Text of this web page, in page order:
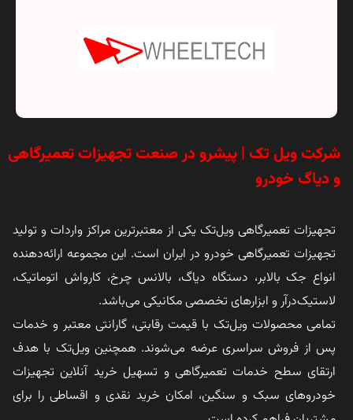
شرکت ویل تک | پیشرو در صنعت تجهیزات تعمیرگاهی
و دیاگ خودرو
تجهیزات تعمیرگاهی ویل‌تک یکی از معتبرترین مراکز واردات و تولید
تجهیزات تعمیرگاهی خودرو در ایران است. این مجموعه ارائه‌دهنده
انواع جک بالابر، دستگاه دیاگ، بالانس چرخ، کارواش اتوماتیک،
لاستیک‌درآر و ابزارهای تخصصی مکانیکی می‌باشد.
تمامی محصولات ویل‌تک با قیمت رقابتی، گارانتی معتبر و خدمات
پس از فروش سراسری عرضه می‌شوند. همچنین ویل‌تک با هدف
ارتقای سطح خدمات تعمیرگاهی و تسهیل خرید آنلاین تجهیزات
خودروهای سبک و سنگین، امکان خرید نقدی و اقساطی را برای